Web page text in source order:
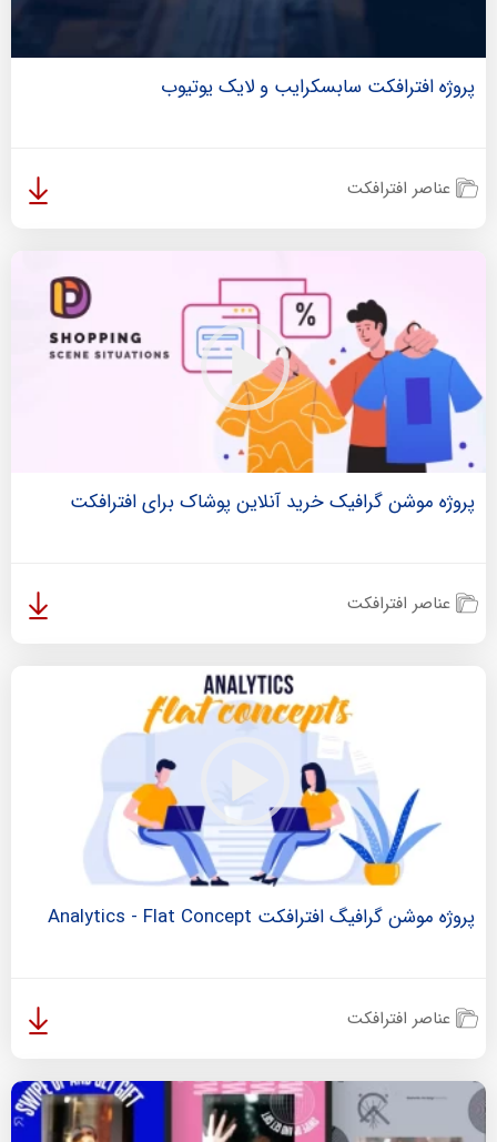
پروژه افترافکت سابسکرایب و لایک یوتیوب
عناصر افترافکت
پروژه موشن گرافیک خرید آنلاین پوشاک برای افترافکت
عناصر افترافکت
پروژه موشن گرافیگ افترافکت Analytics - Flat Concept
عناصر افترافکت